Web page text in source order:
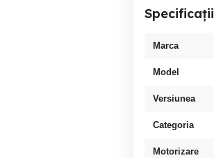
Specificații
Marca
Model
Versiunea
Categoria
Motorizare